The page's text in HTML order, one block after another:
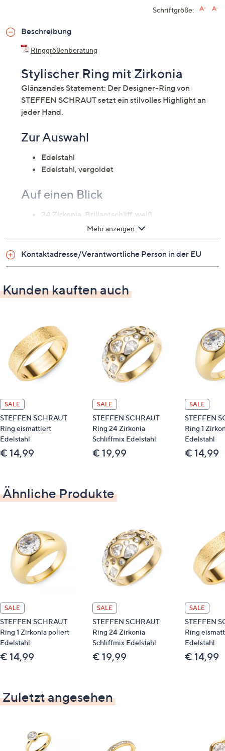
Schriftgröße:
Beschreibung
Ringgrößenberatung
Stylischer Ring mit Zirkonia
Glänzendes Statement: Der Designer-Ring von
STEFFEN SCHRAUT setzt ein stilvolles Highlight an
jeder Hand.
Zur Auswahl
Edelstahl
Edelstahl, vergoldet
Auf einen Blick
24 Zirkonia, Brillantschliff, weiß,
Krappenfassungen
Edelstahl, poliert, strukturiert
inklusive Schmuckbox
Ringkopf: ca. 1,3 cm
Mehr anzeigen
Kontaktadresse/Verantwortliche Person in der EU
Kunden kauften auch
SALE
STEFFEN SCHRAUT
Ring eismattiert
Edelstahl
€ 14,99
SALE
STEFFEN SCHRAUT
Ring 24 Zirkonia
Schliffmix Edelstahl
€ 19,99
SALE
STEFFEN
Ring 1
Edelstahl
€ 14,99
Ähnliche Produkte
SALE
STEFFEN SCHRAUT
Ring 1 Zirkonia poliert
Edelstahl
€ 14,99
SALE
STEFFEN SCHRAUT
Ring 24 Zirkonia
Schliffmix Edelstahl
€ 19,99
SALE
STEFFEN
Ring
Edelstahl
€ 14,99
Zuletzt angesehen